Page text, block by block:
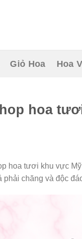
Giỏ Hoa Hoa
hoa
hoa tươi khu vực
phải chăng và độc